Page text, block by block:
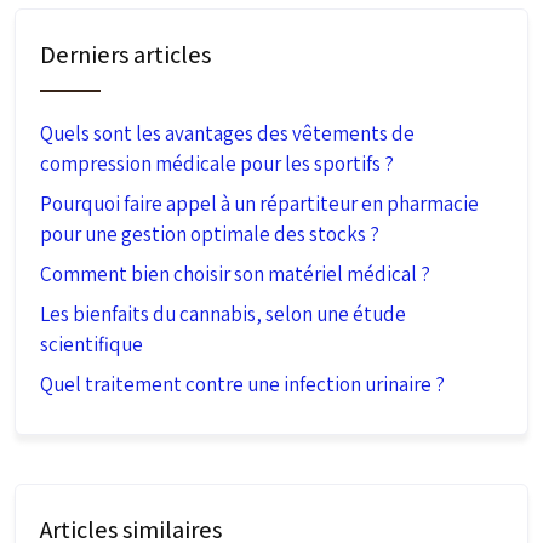
Derniers articles
Quels sont les avantages des vêtements de
compression médicale pour les sportifs ?
Pourquoi faire appel à un répartiteur en pharmacie
pour une gestion optimale des stocks ?
Comment bien choisir son matériel médical ?
Les bienfaits du cannabis, selon une étude
scientifique
Quel traitement contre une infection urinaire ?
Articles similaires